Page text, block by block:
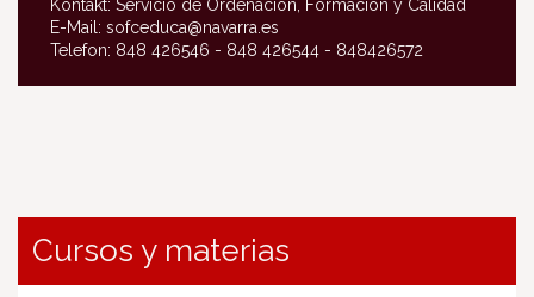
Kontakt: Servicio de Ordenación, Formación y Calidad
E-Mail: sofceduca@navarra.es
Telefon: 848 426546 - 848 426544 - 848426572
Cursos y materias